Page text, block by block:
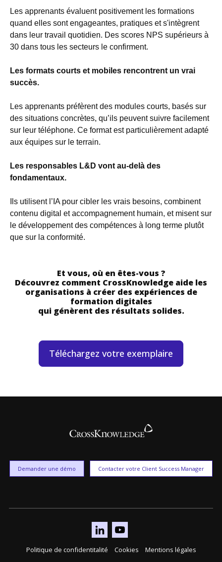
Les apprenants évaluent positivement les formations
quand elles sont engageantes, pratiques et s'intègrent
dans leur travail quotidien. Des scores NPS supérieurs à
30 dans tous les secteurs le confirment.
Les formats courts et mobiles rencontrent un vrai
succès.
Les apprenants préfèrent des modules courts, basés sur
des situations concrètes, qu’ils peuvent suivre facilement
sur leur téléphone. Ce format est particulièrement adapté
aux équipes sur le terrain.
Les responsables L&D vont au-delà des
fondamentaux.
Ils utilisent l’IA pour cibler les vrais besoins, combinent
contenu digital et accompagnement humain, et misent sur
le développement des compétences à long terme plutôt
que sur la conformité.
Et vous, où en êtes-vous ?
Découvrez comment CrossKnowledge aide les
organisations à créer des expériences de
formation digitales
qui génèrent des résultats solides.
Téléchargez votre exemplaire
Demander une démo Contacter votre Client Success Manager
Politique de confidentitalité Cookies Mentions légales